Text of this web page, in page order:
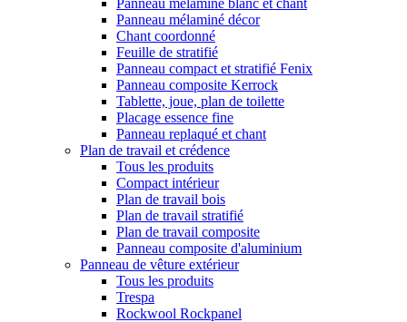
Panneau mélaminé blanc et chant
Panneau mélaminé décor
Chant coordonné
Feuille de stratifié
Panneau compact et stratifié Fenix
Panneau composite Kerrock
Tablette, joue, plan de toilette
Placage essence fine
Panneau replaqué et chant
Plan de travail et crédence
Tous les produits
Compact intérieur
Plan de travail bois
Plan de travail stratifié
Plan de travail composite
Panneau composite d'aluminium
Panneau de vêture extérieur
Tous les produits
Trespa
Rockwool Rockpanel